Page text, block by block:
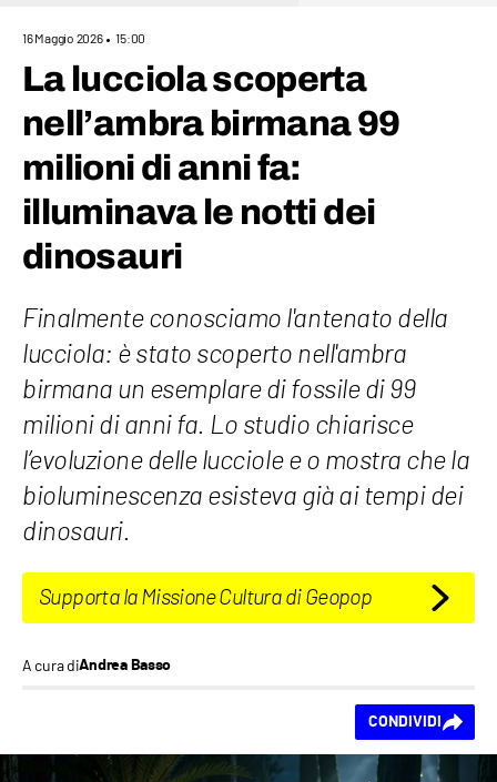
16 Maggio 2026 15:00
La lucciola scoperta
nell’ambra birmana 99
milioni di anni fa:
illuminava le notti dei
dinosauri
Finalmente conosciamo l'antenato della
lucciola: è stato scoperto nell'ambra
birmana un esemplare di fossile di 99
milioni di anni fa. Lo studio chiarisce
l’evoluzione delle lucciole e o mostra che la
bioluminescenza esisteva già ai tempi dei
dinosauri.
Supporta la Missione Cultura di Geopop
A cura diAndrea Basso
CONDIVIDI